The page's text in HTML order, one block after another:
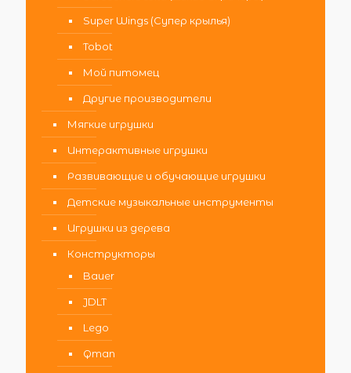
Super Wings (Супер крылья)
Tobot
Мой питомец
Другие производители
Мягкие игрушки
Интерактивные игрушки
Развивающие и обучающие игрушки
Детские музыкальные инструменты
Игрушки из дерева
Конструкторы
Bauer
JDLT
Lego
Qman